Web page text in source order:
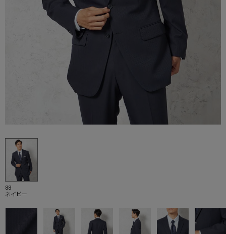
88
ネイビー